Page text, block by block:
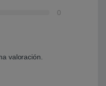
0
valoración.